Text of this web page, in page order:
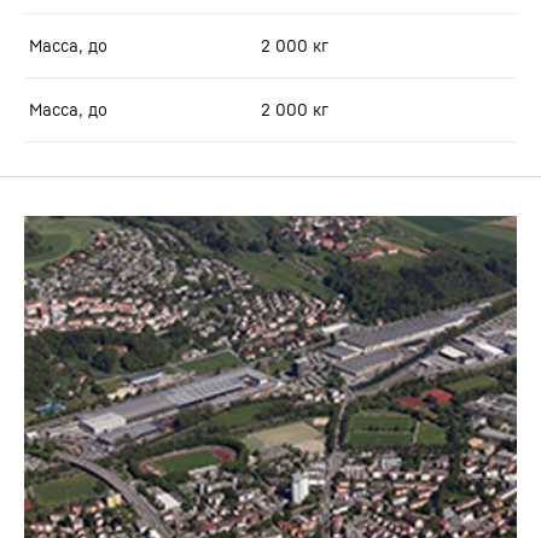
Масса, до 2 000 кг
Масса, до 2 000 кг